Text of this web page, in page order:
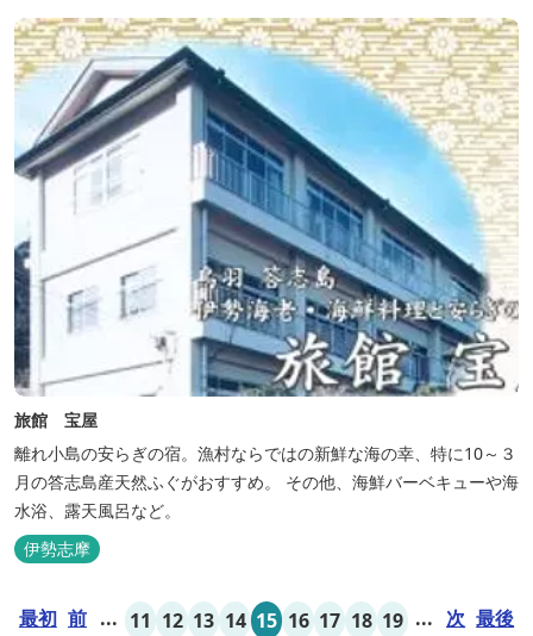
お過ごしください。
旅館 宝屋
離れ小島の安らぎの宿。漁村ならではの新鮮な海の幸、特に10～３
月の答志島産天然ふぐがおすすめ。 その他、海鮮バーベキューや海
水浴、露天風呂など。
伊勢志摩
最初 前 ... 11 12 13 14 15 16 17 18 19 ... 次 最後